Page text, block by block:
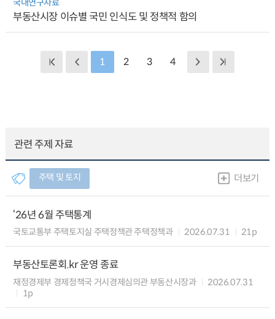
국내연구자료
부동산시장 이슈별 국민 인식도 및 정책적 함의
1 2 3 4
관련 주제 자료
주택 및 토지 더보기
‘26년 6월 주택통계
국토교통부 주택토지실 주택정책관 주택정책과 2026.07.31 21p
부동산토론회.kr 운영 종료
재정경제부 경제정책국 거시경제심의관 부동산시장과
2026.07.31
1p